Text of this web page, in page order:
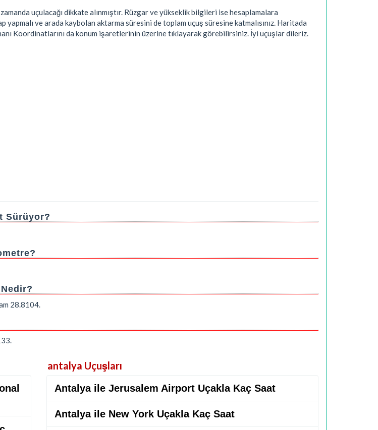
uçulacağı dikkate alınmıştır. Rüzgar ve yükseklik bilgileri ise hesaplamalara
yapmalı ve arada kaybolan aktarma süresini de toplam uçuş süresine katmalısınız. Haritada
Koordinatlarını da konum işaretlerinin üzerine tıklayarak görebilirsiniz. İyi uçuşlar dileriz.
Sürüyor?
28.8104.
antalya Uçuşları
Antalya ile Jerusalem Airport Uçakla Kaç Saat
Antalya ile New York Uçakla Kaç Saat